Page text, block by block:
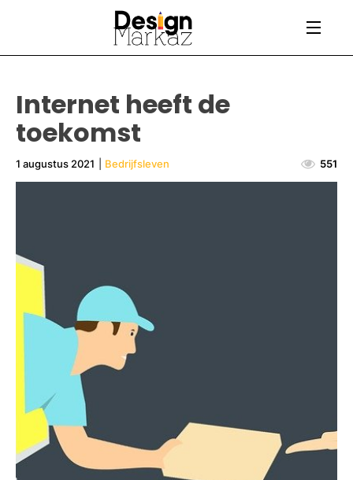
Internet heeft de
toekomst
1 augustus 2021 Bedrijfsleven 551